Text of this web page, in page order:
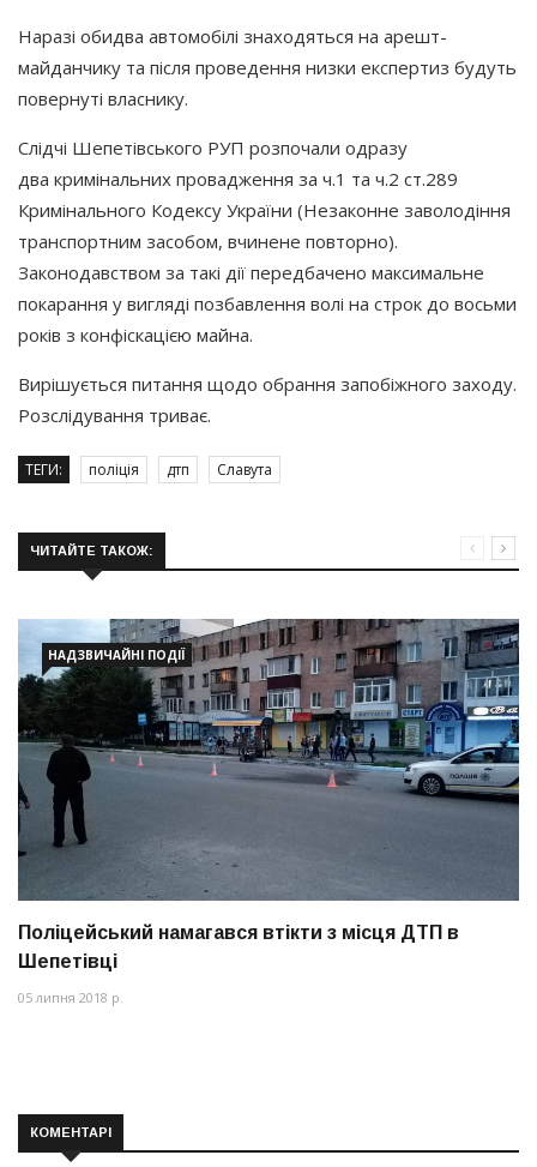
Наразі обидва автомобілі знаходяться на арешт-
майданчику та після проведення низки експертиз будуть
повернуті власнику.
Слідчі Шепетівського РУП розпочали одразу
два кримінальних провадження за ч.1 та ч.2 ст.289
Кримінального Кодексу України (Незаконне заволодіння
транспортним засобом, вчинене повторно).
Законодавством за такі дії передбачено максимальне
покарання у вигляді позбавлення волі на строк до восьми
років з конфіскацією майна.
Вирішується питання щодо обрання запобіжного заходу.
Розслідування триває.
ТЕГИ: поліція дтп Славута
ЧИТАЙТЕ ТАКОЖ:
НАДЗВИЧАЙНІ ПОДІЇ
Поліцейський намагався втікти з місця ДТП в
Шепетівці
05 липня 2018 р.
КОМЕНТАРІ